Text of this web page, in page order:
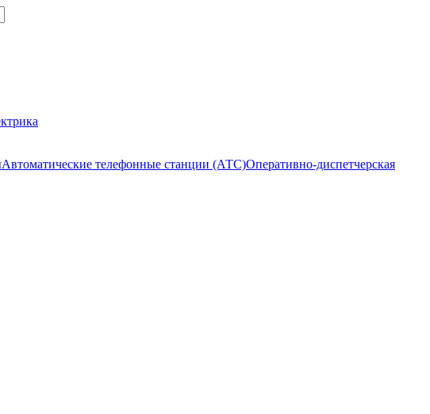
Автоматические телефонные станции (АТС)Оперативно-диспетчерская